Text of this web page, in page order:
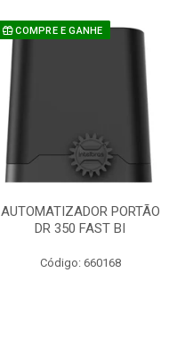
COMPRE E GANHE
AUTOMATIZADOR PORTÃO
DR 350 FAST BI
Código: 660168